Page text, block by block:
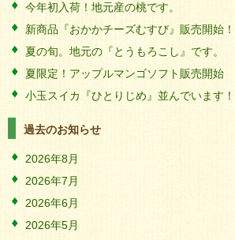
今年初入荷！地元産の桃です。
新商品『おかかチーズむすび』販売開始！
夏の旬。地元の『とうもろこし』です。
夏限定！アップルマンゴソフト販売開始
小玉スイカ『ひとりじめ』並んでいます！
過去のお知らせ
2026年8月
2026年7月
2026年6月
2026年5月